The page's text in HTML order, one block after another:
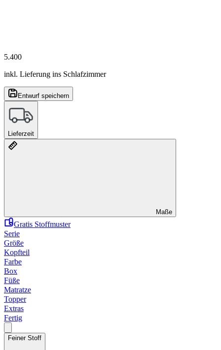
5.400
inkl. Lieferung ins Schlafzimmer
Entwurf speichern
Lieferzeit
Maße
Gratis Stoffmuster
Serie
Größe
Kopfteil
Farbe
Box
Füße
Matratze
Topper
Extras
Fertig
Feiner Stoff